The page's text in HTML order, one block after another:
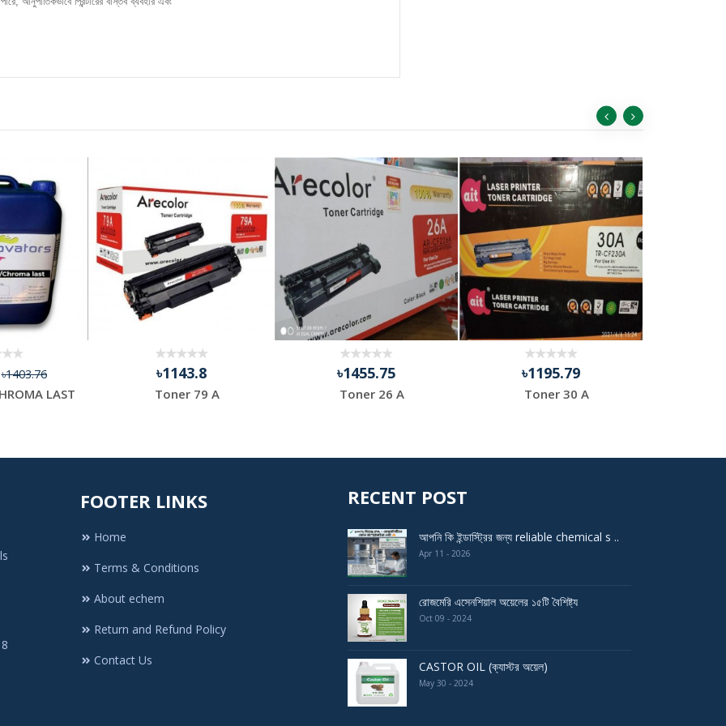
৳1403.76
LAST
৳1143.8
Toner 79 A
৳1455.75
Toner 26 A
৳1195.79
Toner 30 A
FOOTER LINKS
Home
Terms & Conditions
About echem
Return and Refund Policy
Contact Us
RECENT POST
আপনি কি ইন্ডাস্ট্রির জন্য reliable chemical s ..
Apr 11 - 2026
রোজমেরি এসেনশিয়াল অয়েলের ১৫টি বৈশিষ্ট্য
Oct 09 - 2024
CASTOR OIL (ক্যাস্টর অয়েল)
May 30 - 2024